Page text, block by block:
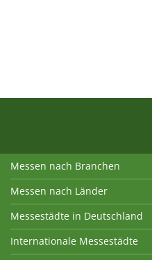
Messen nach Branchen
Messen nach Länder
Messestädte in Deutschland
Internationale Messestädte